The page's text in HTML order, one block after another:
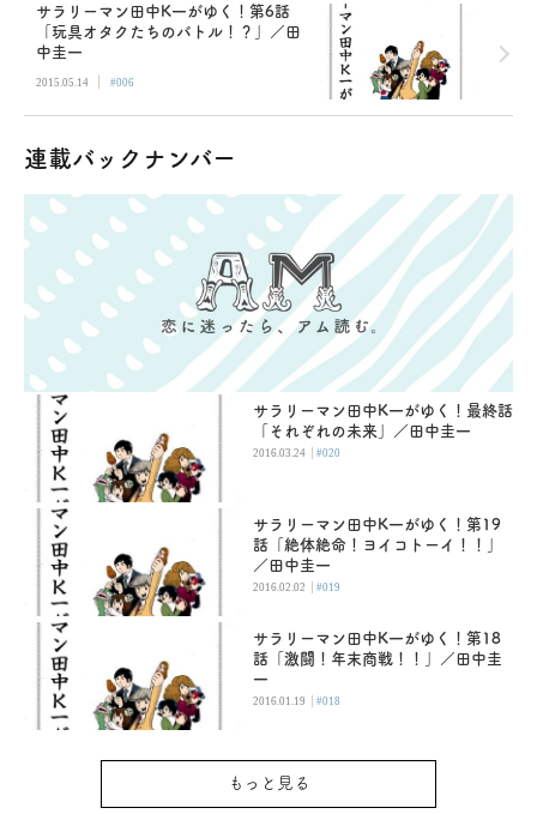
サラリーマン田中K一がゆく！第6話
「玩具オタクたちのバトル！？」／田
中圭一
2015.05.14 | #006
連載バックナンバー
サラリーマン田中K一がゆく！最終話
「それぞれの未来」／田中圭一
2016.03.24 |#020
サラリーマン田中K一がゆく！第19
話「絶体絶命！ヨイコトーイ！！」
／田中圭一
2016.02.02 |#019
サラリーマン田中K一がゆく！第18
話「激闘！年末商戦！！」／田中圭
一
2016.01.19 |#018
もっと見る